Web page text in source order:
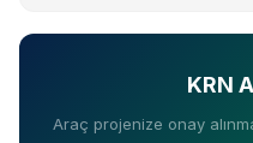
KRN
Araç projenize onay